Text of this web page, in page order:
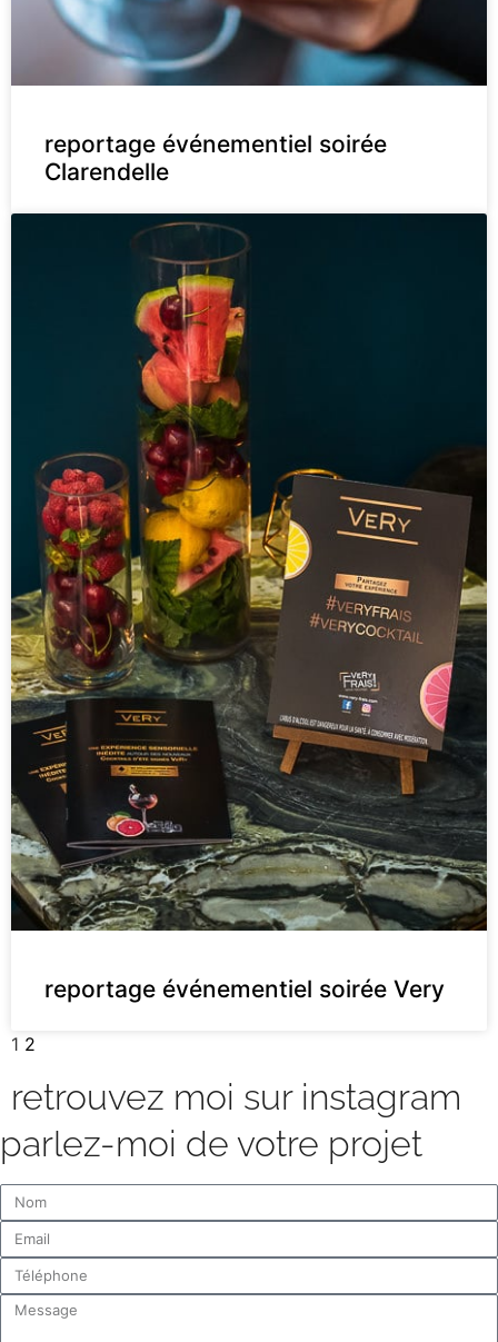
reportage événementiel soirée
Clarendelle
reportage événementiel soirée Very
1 2
retrouvez moi sur instagram
parlez-moi de votre projet